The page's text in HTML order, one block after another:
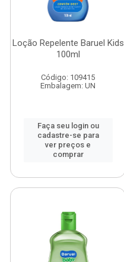
Loção Repelente Baruel Kids
100ml
Código: 109415
Embalagem: UN
Faça seu login ou
cadastre-se para
ver preços e
comprar